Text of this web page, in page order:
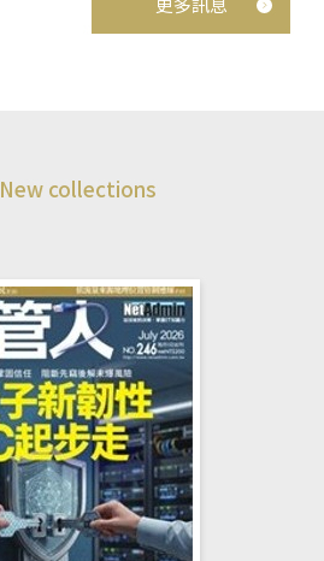
New collections